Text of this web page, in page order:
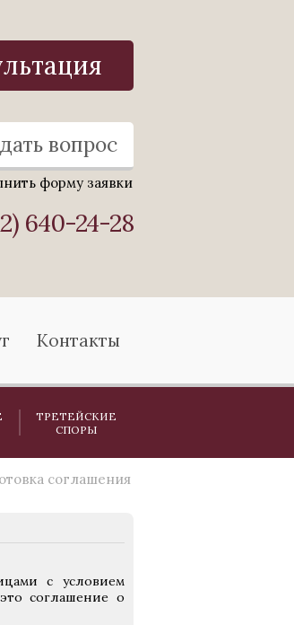
вопрос
форму заявки
640-24-28
Контакты
ТРЕТЕЙСКИЕ
СПОРЫ
соглашения
с условием
соглашение о